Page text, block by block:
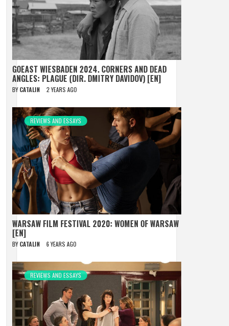
GOEAST WIESBADEN 2024. CORNERS AND DEAD
ANGLES: PLAGUE (DIR. DMITRY DAVIDOV) [EN]
BY CATALIN 2 YEARS AGO
REVIEWS AND ESSAYS
WARSAW FILM FESTIVAL 2020: WOMEN OF WARSAW
[EN]
BY CATALIN 6 YEARS AGO
REVIEWS AND ESSAYS